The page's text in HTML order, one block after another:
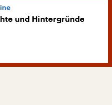
und Hintergründe